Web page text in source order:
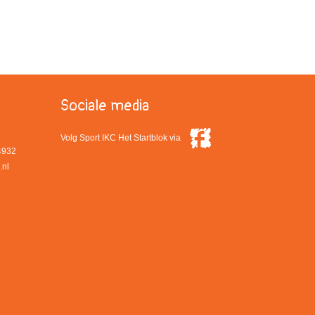
Sociale media
Volg Sport IKC Het Startblok via